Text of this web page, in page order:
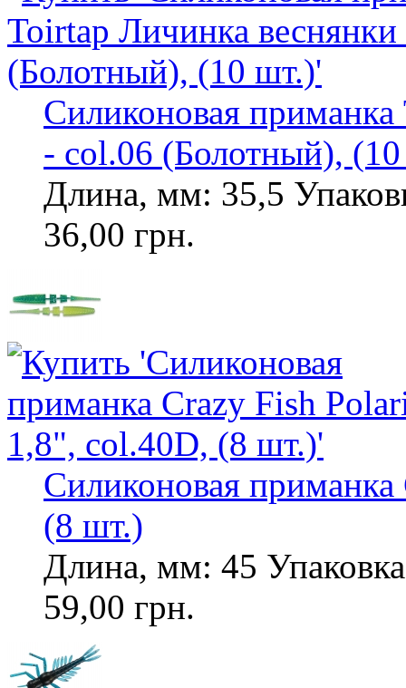
Силиконовая
- col.06 (Болотный),
Длина, мм: 35,5
36,00 грн.
Силиконовая
(8 шт.)
Длина, мм: 45
59,00 грн.